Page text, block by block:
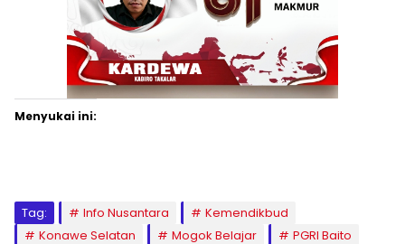
Menyukai ini:
Tag: Info Nusantara
Kemendikbud
Konawe Selatan
Mogok Belajar PGRI Baito